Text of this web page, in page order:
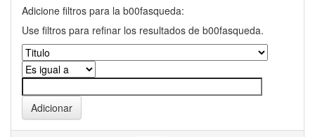
Adicione filtros para la b00fasqueda:
Use filtros para refinar los resultados de b00fasqueda.